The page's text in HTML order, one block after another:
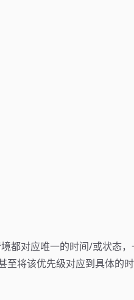
都对应唯一的时间/或状态
将该优先级对应到具体的